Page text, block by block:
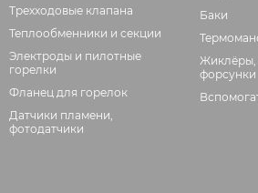
Трехходовые клапана
Теплообменники и секции
Электроды и пилотные
горелки
Фланец для горелок
Датчики пламени,
фотодатчики
Баки
Жиклёры,
форсунки